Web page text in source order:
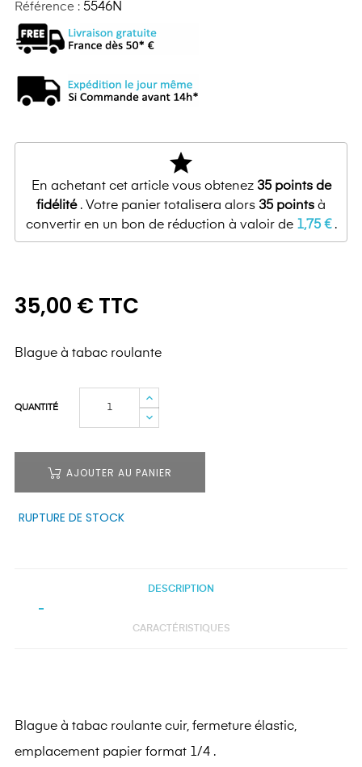
Référence : 5546N
star
En achetant cet article vous obtenez 35points de
fidélité. Votre panier totalisera alors 35points à
convertir en un bon de réduction à valoir de 1,75 €.
35,00 € TTC
Blague à tabac roulante
QUANTITÉ
AJOUTER AU PANIER
RUPTURE DE STOCK
DESCRIPTION
CARACTÉRISTIQUES
Blague à tabac roulante cuir, fermeture élastic,
emplacement papier format 1/4 .